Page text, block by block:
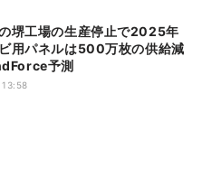
堺工場の生産停止で2025年
用パネルは500万枚の供給減
予測